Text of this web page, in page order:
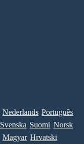
Nederlands Português
Svenska Suomi Norsk
Magyar Hrvatski